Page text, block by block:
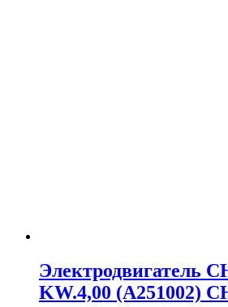
Электродвигатель
KW.4,00 (A251002)